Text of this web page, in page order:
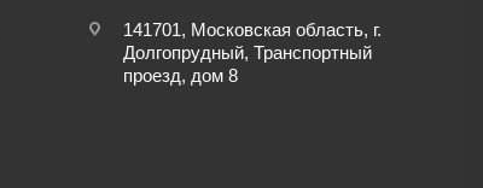
141701, Московская область, г.
Долгопрудный, Транспортный
проезд, дом 8